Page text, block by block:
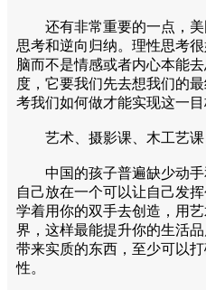
还有非常重要的一点，美
思考和逆向归纳。理性思考
脑而不是情感或者内心本能
度，它要我们先去想我们的
考我们如何做才能实现这一目
艺术、摄影课、木工艺课
中国的孩子普遍缺少动手
自己放在一个可以让自己发
学着用你的双手去创造，用
界，这样最能提升你的生活
带来实质的东西，至少可以
性。